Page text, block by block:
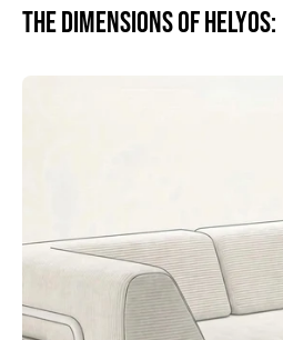
The dimensions of Helyos: